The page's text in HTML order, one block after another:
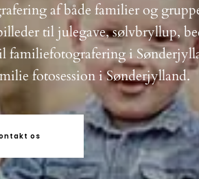
af både familier og
til julegave, sølvbryllup,
familiefotografering i
fotosession i Sønderjylland.
os